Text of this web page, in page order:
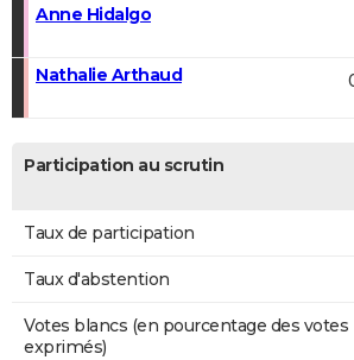
Anne Hidalgo
Nathalie Arthaud
Participation au scrutin
Taux de participation
Taux d'abstention
Votes blancs (en pourcentage des votes
exprimés)